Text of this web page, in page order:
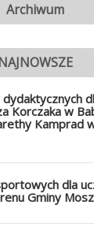
Archiwum
Korczaka w
Kamprad
dla
Gminy